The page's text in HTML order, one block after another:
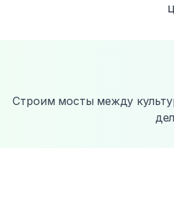
Строим мосты между